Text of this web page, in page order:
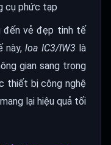
cụ phức tạp
đến vẻ đẹp tinh tế
này,loa IC3/IW3 là
gian sang trọng
thiết bị công nghệ
lại hiệu quả tối